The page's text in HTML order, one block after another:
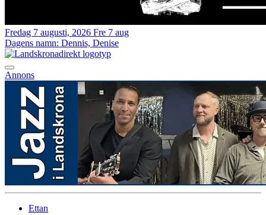
Fredag 7 augusti, 2026 Fre 7 aug
Dagens namn: Dennis, Denise
Annons
Ettan